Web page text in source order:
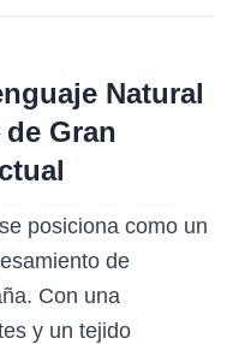
Natural
Gran
posiciona como un
de
Con una
y un tejido